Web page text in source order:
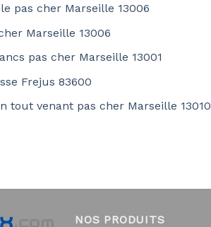
pas cher Marseille 13006
Marseille 13006
pas cher Marseille 13001
Frejus 83600
tout venant pas cher Marseille 13010
NOS PRODUITS